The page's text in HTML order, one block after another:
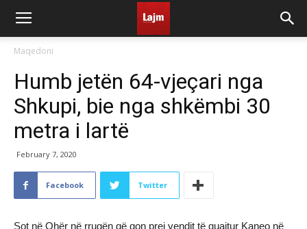
Maqedoni
Humb jetën 64-vjeçari nga
Shkupi, bie nga shkëmbi 30
metra i lartë
February 7, 2020
Facebook Twitter
Sot në Ohër në rrugën që qon prej vendit të quajtur Kaneo në